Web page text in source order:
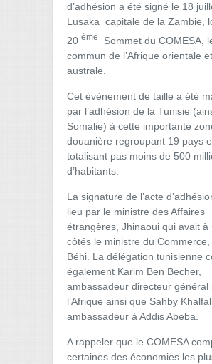
d’adhésion a été signé le 18
Lusaka capitale de la Zambie,
20 ème
Sommet du COMESA,
commun de l’Afrique orientale et
australe.
Cet évènement de taille a été
par l’adhésion de la Tunisie
Somalie) à cette importante
douanière regroupant 19 pays
totalisant pas moins de 500
d’habitants.
La signature de l’acte
lieu par le ministre des Affaires
étrangères, Jhinaoui qui avait à
côtés le ministre du
Béhi. La délégation tunisienne
également Karim Ben Becher,
ambassadeur directeur général
l’Afrique ainsi que Sahby
ambassadeur à Addis Abeba.
A rappeler que le COMESA
certaines des économies les